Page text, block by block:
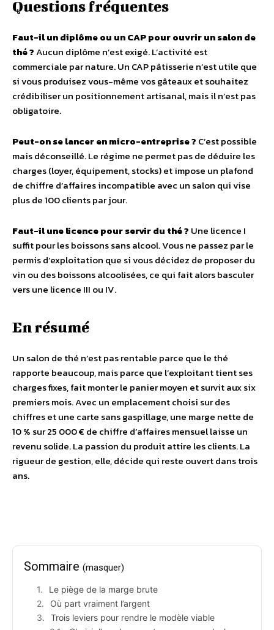
Questions fréquentes
Faut-il un diplôme ou un CAP pour ouvrir un salon de
thé ?Aucun diplôme n’est exigé. L’activité est
commerciale par nature. Un CAP pâtisserie n’est utile que
si vous produisez vous-même vos gâteaux et souhaitez
crédibiliser un positionnement artisanal, mais il n’est pas
obligatoire.
Peut-on se lancer en micro-entreprise ? C’est possible
mais déconseillé. Le régime ne permet pas de déduire les
charges (loyer, équipement, stocks) et impose un plafond
de chiffre d’affaires incompatible avec un salon qui vise
plus de 100 clients par jour.
Faut-il une licence pour servir du thé ? Une licence I
suffit pour les boissons sans alcool. Vous ne passez par le
permis d’exploitation que si vous décidez de proposer du
vin ou des boissons alcoolisées, ce qui fait alors basculer
vers une licence III ou IV.
En résumé
Un salon de thé n’est pas rentable parce que le thé
rapporte beaucoup, mais parce que l’exploitant tient ses
charges fixes, fait monter le panier moyen et survit aux six
premiers mois. Avec un emplacement choisi sur des
chiffres et une carte sans gaspillage, une marge nette de
10 % sur 25 000 € de chiffre d’affaires mensuel laisse un
revenu solide. La passion du produit attire les clients. La
rigueur de gestion, elle, décide qui reste ouvert dans trois
ans.
Sommaire (masquer)
Le piège de la marge brute
Où part vraiment l’argent
Trois leviers pour rendre le modèle viable